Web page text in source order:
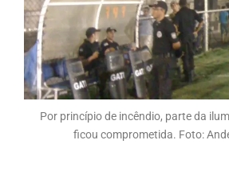
Por princípio de incêndio, parte da
ficou comprometida. Foto: